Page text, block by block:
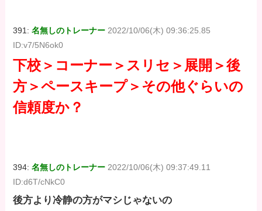
391:名無しのトレーナー 2022/10/06(木) 09:36:25.85
ID:v7/5N6ok0
下校＞コーナー＞スリセ＞展開＞後
方＞ペースキープ＞その他ぐらいの
信頼度か？
394:名無しのトレーナー 2022/10/06(木) 09:37:49.11
ID:d6T/cNkC0
後方より冷静の方がマシじゃないの